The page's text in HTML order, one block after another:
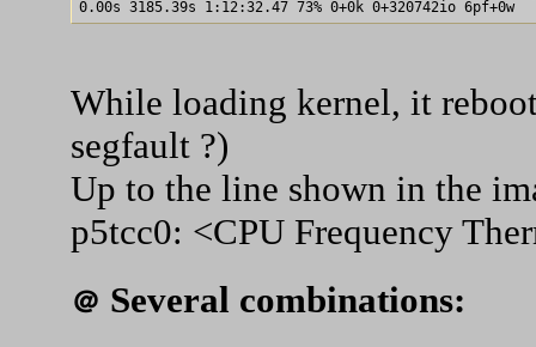
While loading kernel, it
segfault ?)
Up to the line shown in the
p5tcc0: <CPU Frequency
＠ Several combinations: